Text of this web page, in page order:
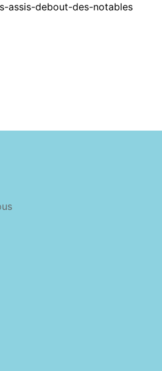
assis-debout-des-notables